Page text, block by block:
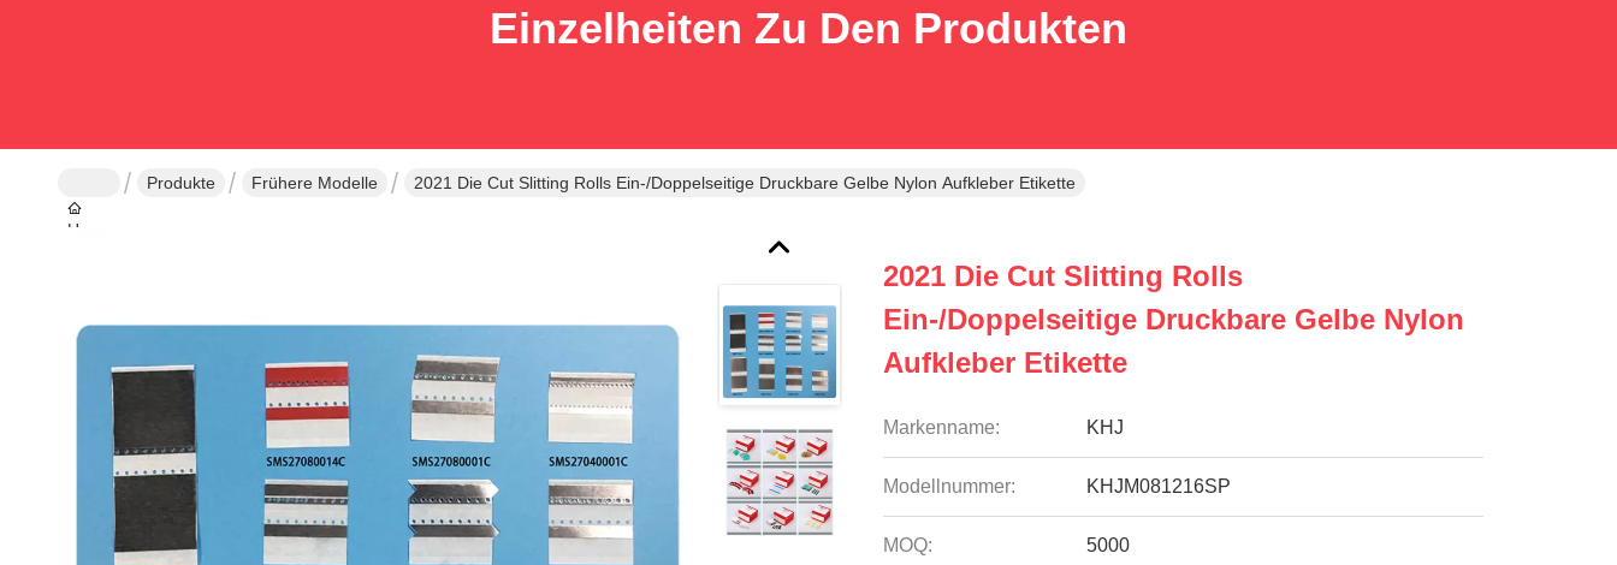
Einzelheiten Zu Den Produkten
Haus
Produkte Frühere Modelle 2021 Die Cut Slitting Rolls Ein-/Doppelseitige Druckbare Gelbe Nylon Aufkleber Etikette
2021 Die Cut Slitting Rolls
Ein-/Doppelseitige Druckbare Gelbe Nylon
Aufkleber Etikette
Markenname: KHJ
Modellnummer: KHJM081216SP
MOQ: 5000